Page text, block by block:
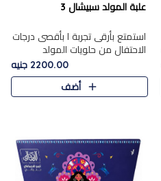
علبة المولد سبيشال 3
استمتع بأرقى تجربة ا بأقصى درجات
الاحتفال من حلويات المولد
المصريه الأصيلة مع هذه الفخامة
مع علبة سبيشال 3 التي تضم 56
قطعة من تشكيلة استثن..
2200.00 جنيه
أضف